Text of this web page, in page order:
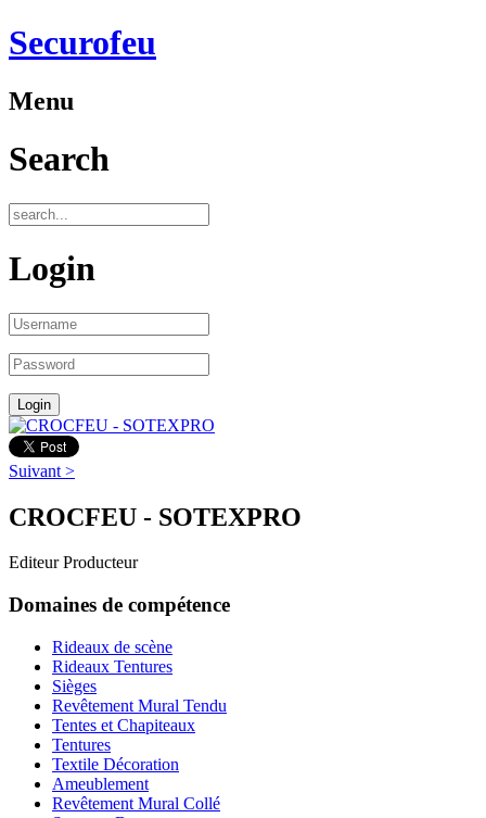
Securofeu
Menu
Search
Login
Suivant >
CROCFEU - SOTEXPRO
Editeur Producteur
Domaines de compétence
Rideaux de scène
Rideaux Tentures
Sièges
Revêtement Mural Tendu
Tentes et Chapiteaux
Tentures
Textile Décoration
Ameublement
Revêtement Mural Collé